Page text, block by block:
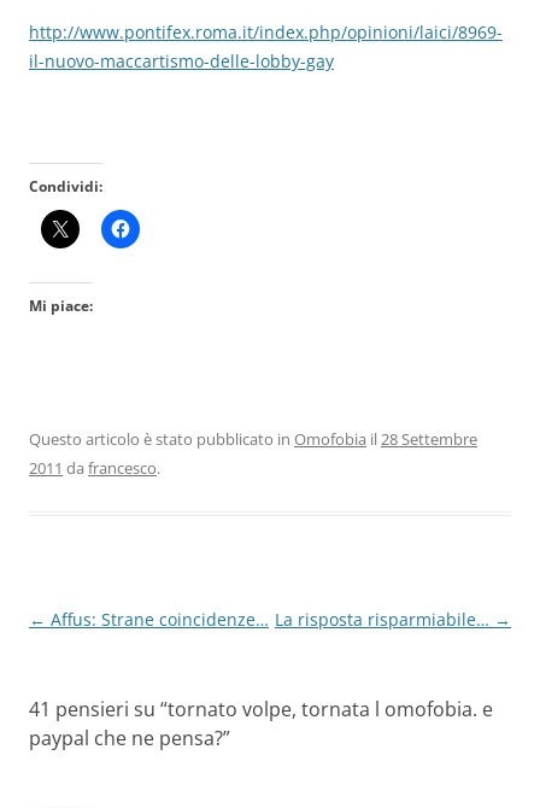
http://www.pontifex.roma.it/index.php/opinioni/laici/8969-
il-nuovo-maccartismo-delle-lobby-gay
Condividi:
Mi piace:
Questo articolo è stato pubblicato in Omofobia il28 Settembre
2011 da francesco.
Navigazione
← Affus: Strane coincidenze… La risposta risparmiabile… →
41 pensieri su “tornato volpe, tornata l omofobia. e
paypal che ne pensa?”